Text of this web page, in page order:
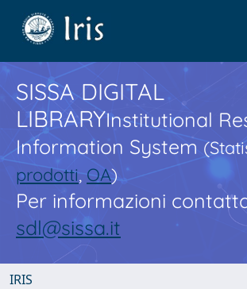
SISSA DIGITAL
LIBRARYInstitutional
Information System
prodotti,OA)
Per informazioni
sdl@sissa.it
IRIS